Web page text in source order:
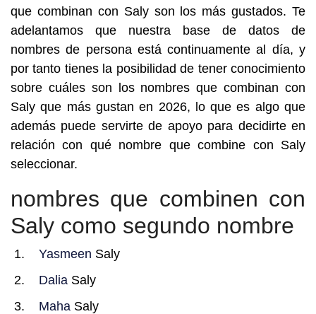
que combinan con Saly son los más gustados. Te
adelantamos que nuestra base de datos de
nombres de persona está continuamente al día, y
por tanto tienes la posibilidad de tener conocimiento
sobre cuáles son los nombres que combinan con
Saly que más gustan en 2026, lo que es algo que
además puede servirte de apoyo para decidirte en
relación con qué nombre que combine con Saly
seleccionar.
nombres que combinen con
Saly como segundo nombre
Yasmeen Saly
Dalia Saly
Maha Saly